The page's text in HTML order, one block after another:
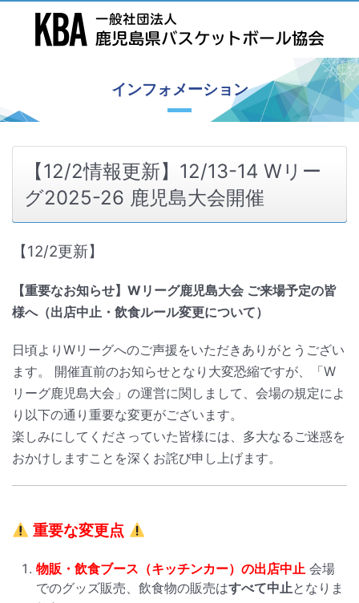
インフォメーション
【12/2情報更新】12/13-14 Wリー
グ2025-26 鹿児島大会開催
【12/2更新】
【重要なお知らせ】Wリーグ鹿児島大会 ご来場予定の皆
様へ（出店中止・飲食ルール変更について）
日頃よりWリーグへのご声援をいただきありがとうござい
ます。 開催直前のお知らせとなり大変恐縮ですが、「W
リーグ鹿児島大会」の運営に関しまして、会場の規定によ
り以下の通り重要な変更がございます。
楽しみにしてくださっていた皆様には、多大なるご迷惑を
おかけしますことを深くお詫び申し上げます。
重要な変更点
物販・飲食ブース（キッチンカー）の出店中止 会場
でのグッズ販売、飲食物の販売はすべて中止となりま